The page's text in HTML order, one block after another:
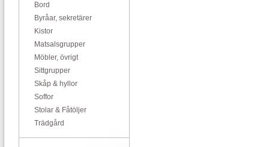
Bord
Byråar, sekretärer
Kistor
Matsalsgrupper
Möbler, övrigt
Sittgrupper
Skåp & hyllor
Soffor
Stolar & Fåtöljer
Trädgård